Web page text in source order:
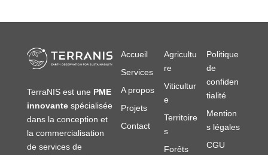
TerraNIS est une PME
innovantespécialisée
dans la conception et
la commercialisation
de services de
Accueil
Services
A propos
Projets
Contact
Agricultu
re
Viticultur
e
Territoire
s
Forêts
Politique
de
confiden
tialité
Mention
s légales
CGU